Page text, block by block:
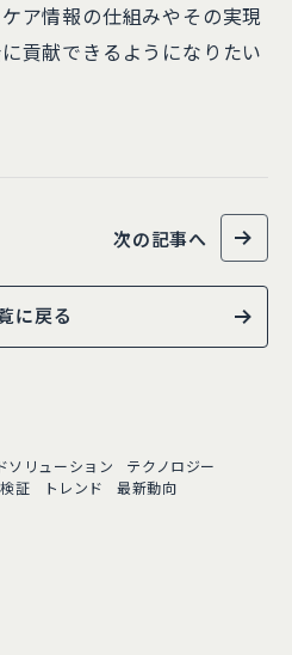
ア情報の仕組みやその実現
貢献できるようになりたい
に戻る
次の記事へ
ソリューション
テクノロジー
証 トレンド
最新動向